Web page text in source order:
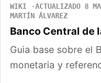
WIKI ACTUALIZADO 8
MARTÍN ÁLVAREZ
Banco Central de
Guia base sobre el
monetaria y